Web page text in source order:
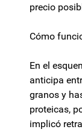
precio
Cómo
En el
anticipa
granos y
proteicas,
implicó